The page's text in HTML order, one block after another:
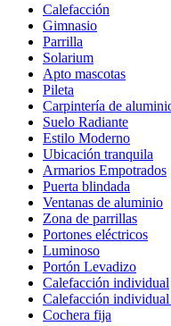
Calefacción
Gimnasio
Parrilla
Solarium
Apto mascotas
Pileta
Carpintería de
Suelo Radiante
Estilo Moderno
Ubicación tranquila
Armarios Empotrados
Puerta blindada
Ventanas de aluminio
Zona de parrillas
Portones eléctricos
Luminoso
Portón Levadizo
Calefacción individual
Calefacción
Cochera fija